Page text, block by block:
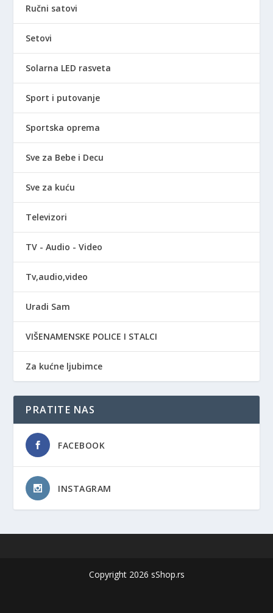
Ručni satovi
Setovi
Solarna LED rasveta
Sport i putovanje
Sportska oprema
Sve za Bebe i Decu
Sve za kuću
Televizori
TV - Audio - Video
Tv,audio,video
Uradi Sam
VIŠENAMENSKE POLICE I STALCI
Za kućne ljubimce
PRATITE NAS
FACEBOOK
INSTAGRAM
Copyright 2026 sShop.rs